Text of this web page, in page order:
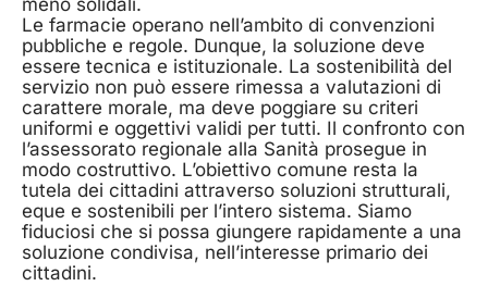
meno solidali.
Le farmacie operano nell’ambito di convenzioni
pubbliche e regole. Dunque, la soluzione deve
essere tecnica e istituzionale. La sostenibilità del
servizio non può essere rimessa a valutazioni di
carattere morale, ma deve poggiare su criteri
uniformi e oggettivi validi per tutti. Il confronto con
l’assessorato regionale alla Sanità prosegue in
modo costruttivo. L’obiettivo comune resta la
tutela dei cittadini attraverso soluzioni strutturali,
eque e sostenibili per l’intero sistema. Siamo
fiduciosi che si possa giungere rapidamente a una
soluzione condivisa, nell’interesse primario dei
cittadini.